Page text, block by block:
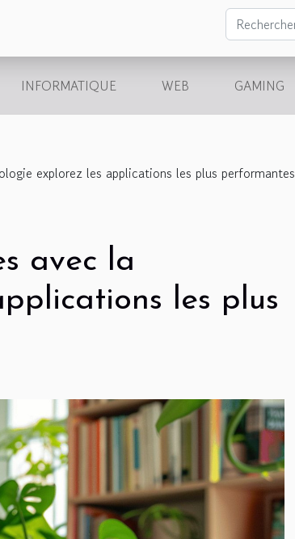
INFORMATIQUE WEB GAMING
explorez les applications les plus performantes
avec la
les plus